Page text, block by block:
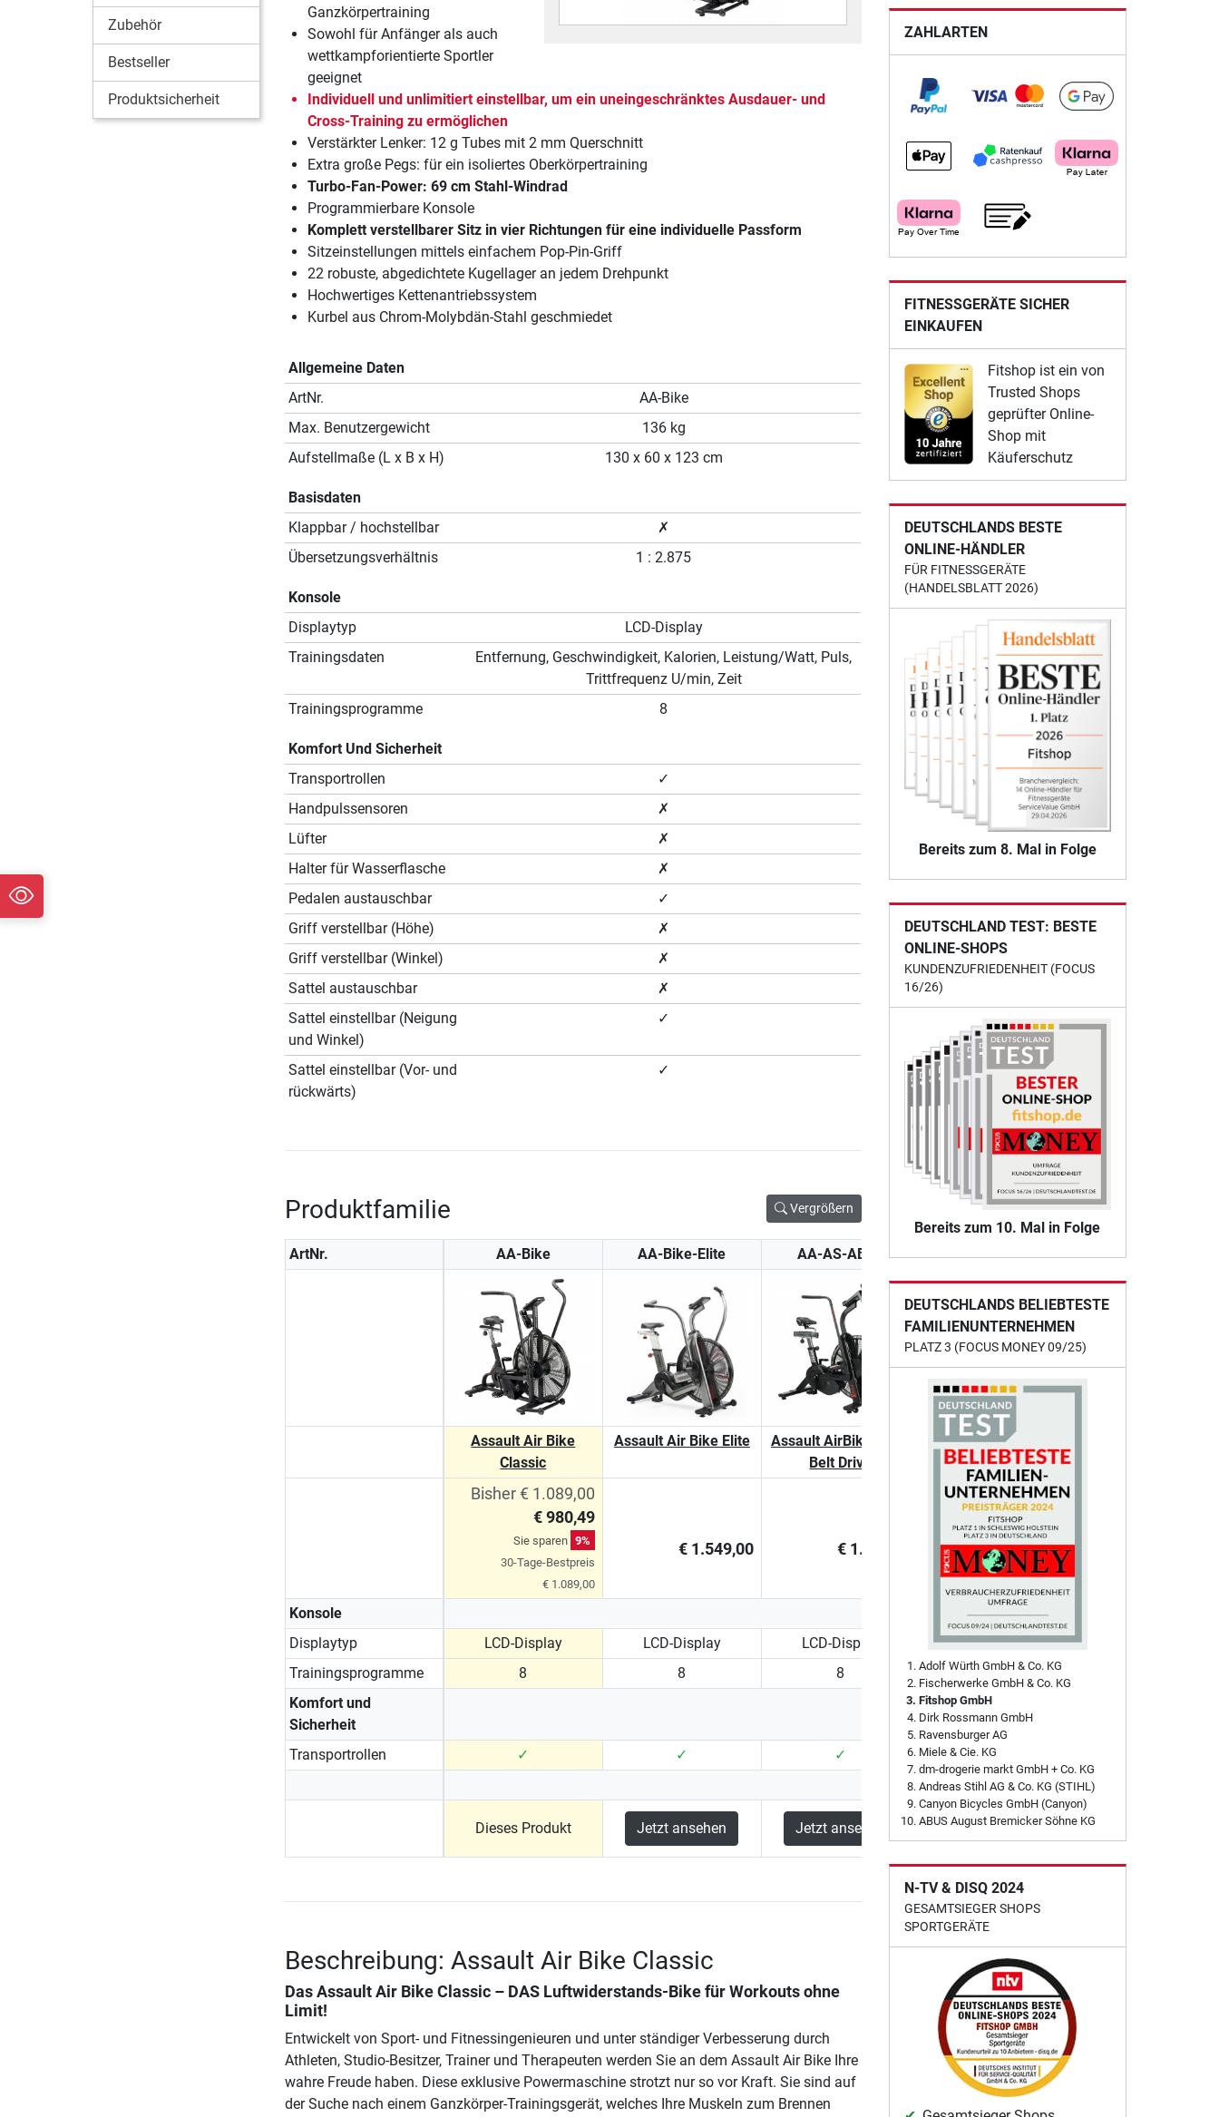
Zubehör
Bestseller
Produktsicherheit
Ganzkörpertraining
Sowohl für Anfänger als auch
wettkampforientierte Sportler
geeignet
Individuell und unlimitiert einstellbar, um ein uneingeschränktes Ausdauer- und
Cross-Training zu ermöglichen
Verstärkter Lenker: 12 g Tubes mit 2 mm Querschnitt
Extra große Pegs: für ein isoliertes Oberkörpertraining
Turbo-Fan-Power: 69 cm Stahl-Windrad
Programmierbare Konsole
Komplett verstellbarer Sitz in vier Richtungen für eine individuelle Passform
Sitzeinstellungen mittels einfachem Pop-Pin-Griff
22 robuste, abgedichtete Kugellager an jedem Drehpunkt
Hochwertiges Kettenantriebssystem
Kurbel aus Chrom-Molybdän-Stahl geschmiedet
Allgemeine Daten
ArtNr.
AA-Bike
Max. Benutzergewicht
136 kg
Aufstellmaße (L x B x H)
130 x 60 x 123 cm
Basisdaten
Klappbar / hochstellbar
✗
Übersetzungsverhältnis
1 : 2.875
Konsole
Displaytyp
LCD-Display
Trainingsdaten
Entfernung, Geschwindigkeit, Kalorien, Leistung/Watt, Puls,
Trittfrequenz U/min, Zeit
Trainingsprogramme
8
Komfort Und Sicherheit
Transportrollen
✓
Handpulssensoren
✗
Lüfter
✗
Halter für Wasserflasche
✗
Pedalen austauschbar
✓
Griff verstellbar (Höhe)
✗
Griff verstellbar (Winkel)
✗
Sattel austauschbar
✗
Sattel einstellbar (Neigung
und Winkel)
✓
Sattel einstellbar (Vor- und
rückwärts)
✓
Produktfamilie Vergrößern
ArtNr. AA-Bike AA-Bike-Elite AA-AS-ABPX
Assault Air Bike
Classic
Assault Air Bike Elite
Assault AirBike Pro X
Belt Drive
Bisher € 1.089,00
€ 980,49
Sie sparen 9%
30-Tage-Bestpreis
€ 1.089,00
€ 1.549,00 € 1.299,00
Konsole
Displaytyp
LCD-Display LCD-Display
LCD-Display
Trainingsprogramme
8 8
8
Komfort und
Sicherheit
Transportrollen
✓ ✓ ✓
Dieses Produkt Jetzt ansehen Jetzt ansehen
Beschreibung: Assault Air Bike Classic
Das Assault Air Bike Classic– DAS Luftwiderstands-Bike für Workouts ohne
Limit!
Entwickelt von Sport- und Fitnessingenieuren und unter ständiger Verbesserung durch
Athleten, Studio-Besitzer, Trainer und Therapeuten werden Sie an dem Assault Air Bike Ihre
wahre Freude haben. Diese exklusive Powermaschine strotzt nur so vor Kraft. Sie sind auf
der Suche nach einem Ganzkörper-Trainingsgerät, welches Ihre Muskeln zum Brennen
ZAHLARTEN
FITNESSGERÄTE SICHER
EINKAUFEN
Fitshop ist ein von
Trusted Shops
geprüfter Online-
Shop mit
Käuferschutz
DEUTSCHLANDS BESTE
ONLINE-HÄNDLER
FÜR FITNESSGERÄTE
(HANDELSBLATT 2026)
Bereits zum 8. Mal in Folge
DEUTSCHLAND TEST: BESTE
ONLINE-SHOPS
KUNDENZUFRIEDENHEIT (FOCUS
16/26)
Bereits zum 10. Mal in Folge
DEUTSCHLANDS BELIEBTESTE
FAMILIENUNTERNEHMEN
PLATZ 3 (FOCUS MONEY 09/25)
Adolf Würth GmbH & Co. KG
Fischerwerke GmbH & Co. KG
Fitshop GmbH
Dirk Rossmann GmbH
Ravensburger AG
Miele & Cie. KG
dm-drogerie markt GmbH + Co. KG
Andreas Stihl AG & Co. KG (STIHL)
Canyon Bicycles GmbH (Canyon)
ABUS August Bremicker Söhne KG
N-TV & DISQ 2024
GESAMTSIEGER SHOPS
SPORTGERÄTE